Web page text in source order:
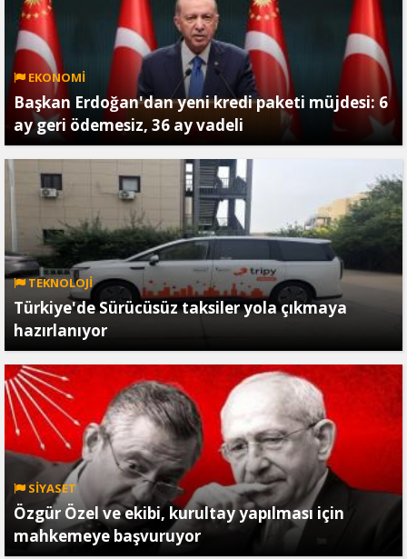
EKONOMİ
Başkan Erdoğan'dan yeni kredi paketi müjdesi: 6
ay geri ödemesiz, 36 ay vadeli
TEKNOLOJİ
Türkiye'de Sürücüsüz taksiler yola çıkmaya
hazırlanıyor
SİYASET
Özgür Özel ve ekibi, kurultay yapılması için
mahkemeye başvuruyor